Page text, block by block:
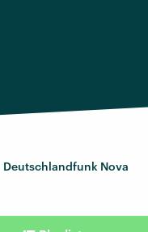
Deutschlandfunk Nova